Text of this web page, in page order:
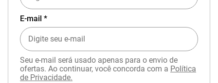
E-mail *
Seu e-mail será usado apenas para o envio de
ofertas. Ao continuar, você concorda com a Política
de Privacidade.